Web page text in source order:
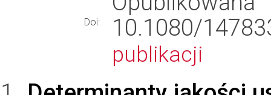
Doi: 10.1080/
publikacji